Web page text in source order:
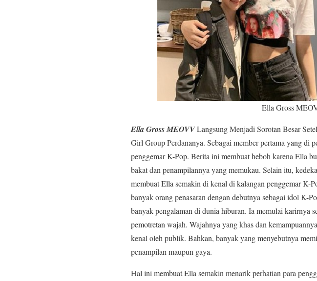
Ella Gross
Ella Gross MEOVVLangsung Menjadi Sorotan Besar
Girl Group Perdananya. Sebagai member pertama yang di
penggemar K-Pop. Berita ini membuat heboh karena Ella
bakat dan penampilannya yang memukau. Selain itu,
membuat Ella semakin di kenal di kalangan penggemar K-
banyak orang penasaran dengan debutnya sebagai idol K-
banyak pengalaman di dunia hiburan. Ia memulai karirnya
pemotretan wajah. Wajahnya yang khas dan
kenal oleh publik. Bahkan, banyak yang menyebutnya
penampilan maupun gaya.
Hal ini membuat Ella semakin menarik perhatian para